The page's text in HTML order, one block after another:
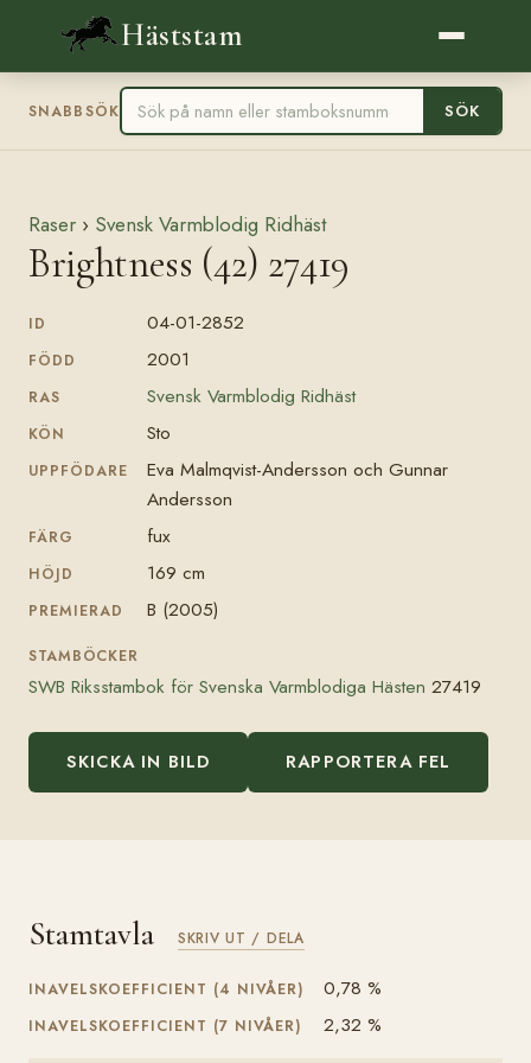
Häststam
SNABBSÖK SÖK
Raser › Svensk Varmblodig Ridhäst
Brightness (42) 27419
ID 04-01-2852
FÖDD 2001
RAS Svensk Varmblodig Ridhäst
KÖN Sto
UPPFÖDARE
Eva Malmqvist-Andersson och Gunnar
Andersson
FÄRG fux
HÖJD 169 cm
PREMIERAD B (2005)
STAMBÖCKER
SWB Riksstambok för Svenska Varmblodiga Hästen 27419
SKICKA IN BILD RAPPORTERA FEL
Stamtavla SKRIV UT / DELA
INAVELSKOEFFICIENT (4 NIVÅER) 0,78 %
INAVELSKOEFFICIENT (7 NIVÅER) 2,32 %